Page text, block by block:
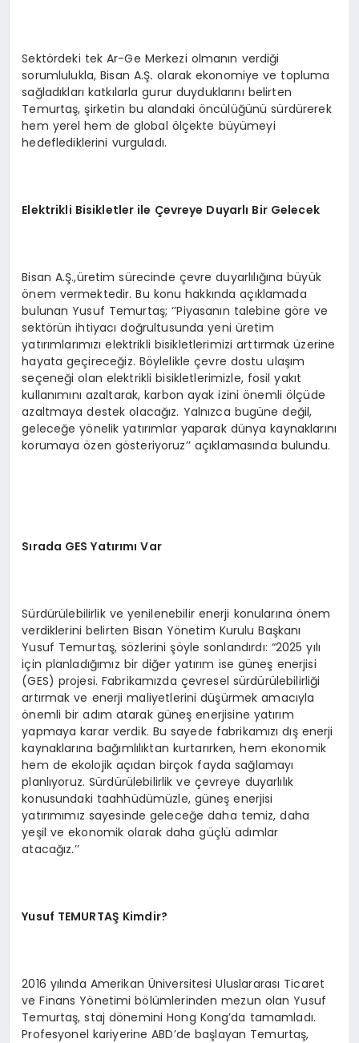
Sektördeki tek Ar-Ge Merkezi olmanın verdiği
sorumlulukla, Bisan A.Ş. olarak ekonomiye ve topluma
sağladıkları katkılarla gurur duyduklarını belirten
Temurtaş, şirketin bu alandaki öncülüğünü sürdürerek
hem yerel hem de global ölçekte büyümeyi
hedeflediklerini vurguladı.
Elektrikli Bisikletler ile Çevreye Duyarlı Bir Gelecek
Bisan A.Ş.,üretim sürecinde çevre duyarlılığına büyük
önem vermektedir. Bu konu hakkında açıklamada
bulunan Yusuf Temurtaş; ‘’Piyasanın talebine göre ve
sektörün ihtiyacı doğrultusunda yeni üretim
yatırımlarımızı elektrikli bisikletlerimizi arttırmak üzerine
hayata geçireceğiz. Böylelikle çevre dostu ulaşım
seçeneği olan elektrikli bisikletlerimizle, fosil yakıt
kullanımını azaltarak, karbon ayak izini önemli ölçüde
azaltmaya destek olacağız. Yalnızca bugüne değil,
geleceğe yönelik yatırımlar yaparak dünya kaynaklarını
korumaya özen gösteriyoruz’’ açıklamasında bulundu.
Sırada GES Yatırımı Var
Sürdürülebilirlik ve yenilenebilir enerji konularına önem
verdiklerini belirten Bisan Yönetim Kurulu Başkanı
Yusuf Temurtaş, sözlerini şöyle sonlandırdı: “2025 yılı
için planladığımız bir diğer yatırım ise güneş enerjisi
(GES) projesi. Fabrikamızda çevresel sürdürülebilirliği
artırmak ve enerji maliyetlerini düşürmek amacıyla
önemli bir adım atarak güneş enerjisine yatırım
yapmaya karar verdik. Bu sayede fabrikamızı dış enerji
kaynaklarına bağımlılıktan kurtarırken, hem ekonomik
hem de ekolojik açıdan birçok fayda sağlamayı
planlıyoruz. Sürdürülebilirlik ve çevreye duyarlılık
konusundaki taahhüdümüzle, güneş enerjisi
yatırımımız sayesinde geleceğe daha temiz, daha
yeşil ve ekonomik olarak daha güçlü adımlar
atacağız.’’
Yusuf TEMURTAŞ Kimdir?
2016 yılında Amerikan Üniversitesi Uluslararası Ticaret
ve Finans Yönetimi bölümlerinden mezun olan Yusuf
Temurtaş, staj dönemini Hong Kong’da tamamladı.
Profesyonel kariyerine ABD’de başlayan Temurtaş,